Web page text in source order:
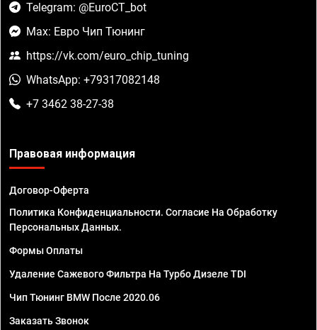
Telegram: @EuroCT_bot
Max: Евро Чип Тюнинг
https://vk.com/euro_chip_tuning
WhatsApp: +79317082148
+7 3462 38-27-38
Правовая информация
Договор-Оферта
Политика Конфиденциальности. Согласие На Обработку
Персональных Данных.
Формы Оплаты
Удаление Сажевого Фильтра На Турбо Дизеле TDI
Чип Тюнинг BMW После 2020.06
Заказать Звонок